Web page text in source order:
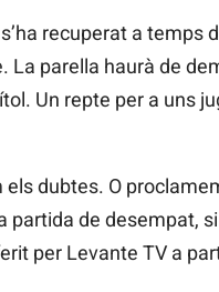
recuperat a
La parella haurà de
Un repte per a uns
dubtes. O
partida de desempat,
per Levante TV a